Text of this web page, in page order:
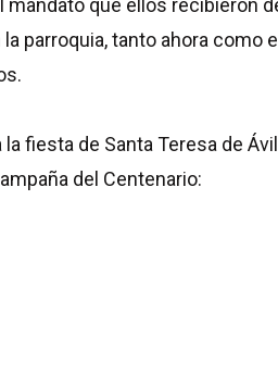
que ellos recibieron
parroquia, tanto ahora
fiesta de Santa Teresa de
del Centenario: